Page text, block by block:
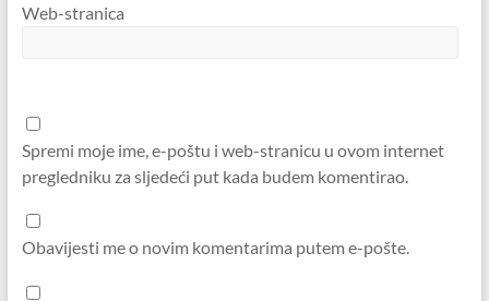
Web-stranica
Spremi moje ime, e-poštu i web-stranicu u ovom internet
pregledniku za sljedeći put kada budem komentirao.
Obavijesti me o novim komentarima putem e-pošte.